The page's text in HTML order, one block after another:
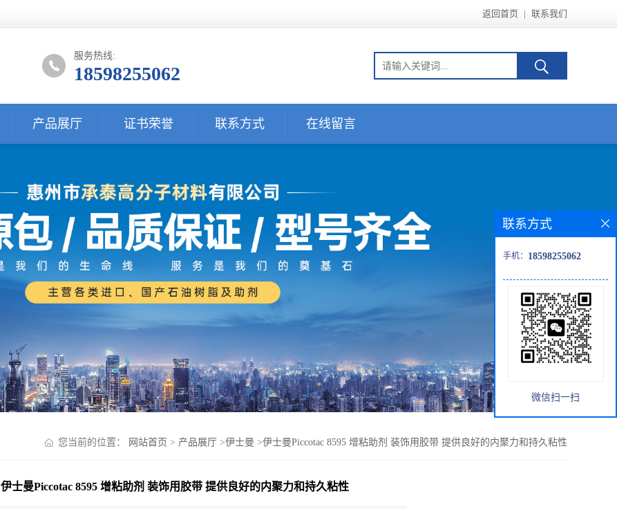
返回首页 | 联系我们
服务热线:
18598255062
产品展厅 证书荣誉 联系方式 在线留言
您当前的位置： 网站首页 > 产品展厅 >伊士曼 >伊士曼Piccotac 8595 增粘助剂 装饰用胶带 提供良好的内聚力和持久粘性
伊士曼Piccotac 8595 增粘助剂 装饰用胶带 提供良好的内聚力和持久粘性
联系方式
手机： 18598255062
微信扫一扫